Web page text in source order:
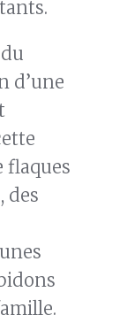
d’une
flaques
des